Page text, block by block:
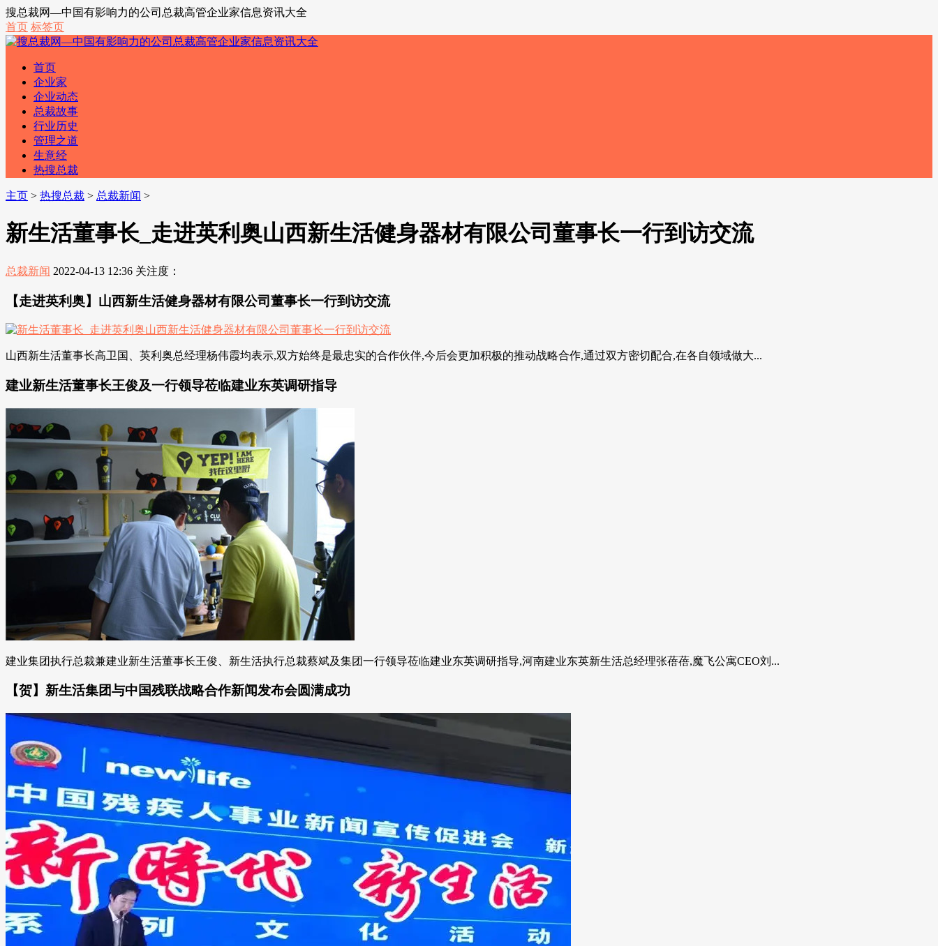
搜总裁网—中国有影响力的公司总裁高管企业家信息资讯大全
首页 标签页
首页
企业家
企业动态
总裁故事
行业历史
管理之道
生意经
热搜总裁
主页 > 热搜总裁 > 总裁新闻 >
新生活董事长_走进英利奥山西新生活健身器材有限公司董事长一行到访交流
总裁新闻 2022-04-13 12:36 关注度：
【走进英利奥】山西新生活健身器材有限公司董事长一行到访交流
山西新生活董事长高卫国、英利奥总经理杨伟霞均表示,双方始终是最忠实的合作伙伴,今后会更加积极的推动战略合作,通过双方密切配合,在各自领域做大...
建业新生活董事长王俊及一行领导莅临建业东英调研指导
建业集团执行总裁兼建业新生活董事长王俊、新生活执行总裁蔡斌及集团一行领导莅临建业东英调研指导,河南建业东英新生活总经理张蓓蓓,魔飞公寓CEO刘...
【贺】新生活集团与中国残联战略合作新闻发布会圆满成功